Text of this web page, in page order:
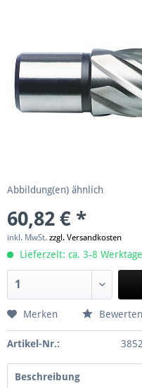
Abbildung(en) ähnlich
60,82 € *
inkl. MwSt. zzgl. Versandkosten
Lieferzeit: ca. 3-8 Werktage
Merken Bewerten
Artikel-Nr.:
Beschreibung